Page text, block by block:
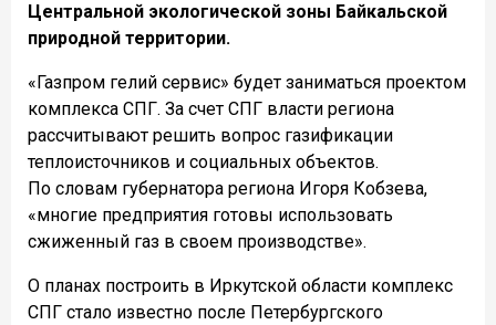
Центральной экологической зоны Байкальской
природной территории.
«Газпром гелий сервис» будет заниматься проектом
комплекса СПГ. За счет СПГ власти региона
рассчитывают решить вопрос газификации
теплоисточников и социальных объектов.
По словам губернатора региона Игоря Кобзева,
«многие предприятия готовы использовать
сжиженный газ в своем производстве».
О планах построить в Иркутской области комплекс
СПГ стало известно после Петербургского